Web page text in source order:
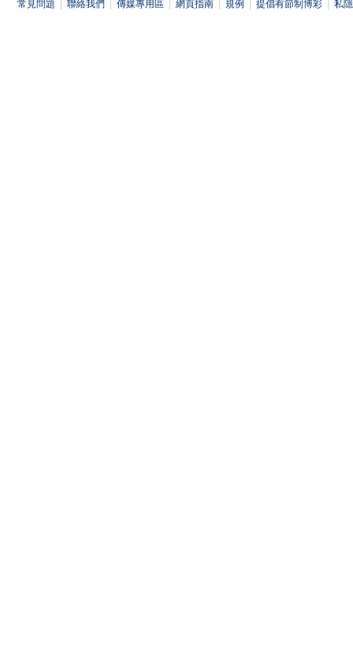
常見問題 聯絡我們 傳媒專用區 網頁指南 規例 提倡有節制博彩 私